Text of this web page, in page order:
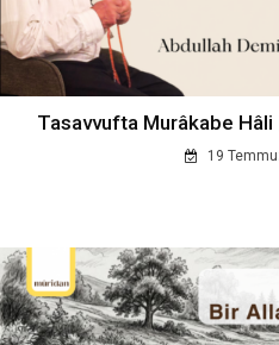
Tasavvufta Murâkabe
19